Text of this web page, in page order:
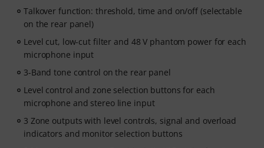
Talkover function: threshold, time and on/off (selectable
on the rear panel)
Level cut, low-cut filter and 48 V phantom power for each
microphone input
3-Band tone control on the rear panel
Level control and zone selection buttons for each
microphone and stereo line input
3 Zone outputs with level controls, signal and overload
indicators and monitor selection buttons